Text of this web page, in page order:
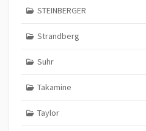
STEINBERGER
Strandberg
Suhr
Takamine
Taylor